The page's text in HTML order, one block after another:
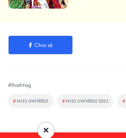
Chia sẻ
#Hashtag
# MISS UNIVERSE # MISS UNIVERSE 2023 #
×